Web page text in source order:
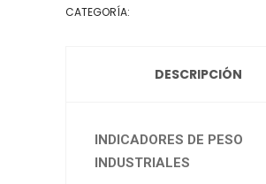
CATEGORÍA:
DESCRIPCIÓN
INDICADORES DE PESO
INDUSTRIALES